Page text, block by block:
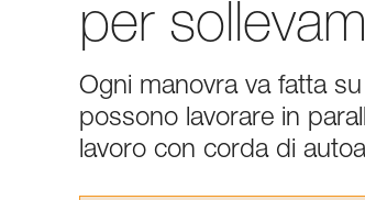
per
Ogni manovra va fatta
possono lavorare in
lavoro con corda di